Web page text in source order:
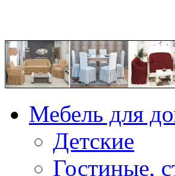
Мебель для
Детские
Гостиные,